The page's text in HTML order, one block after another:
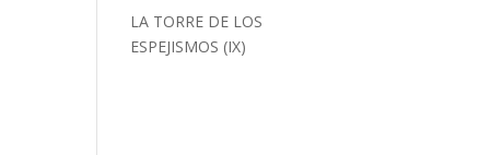
LA TORRE DE LOS
ESPEJISMOS (IX)